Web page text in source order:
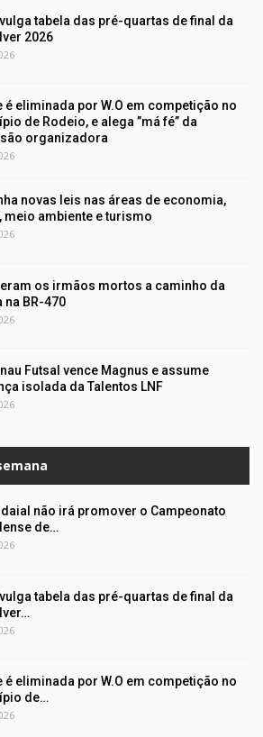
tabela das pré-quartas de final da
2026
é eliminada por W.O em competição no
de Rodeio, e alega ”má fé” da
organizadora
novas leis nas áreas de economia,
meio ambiente e turismo
eram os irmãos mortos a caminho da
na BR-470
Futsal vence Magnus e assume
isolada da Talentos LNF
não irá promover o Campeonato
de…
tabela das pré-quartas de final da
é eliminada por W.O em competição no
de…